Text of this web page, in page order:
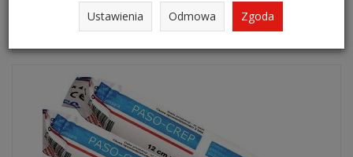
Do koszyka
Ustawienia Odmowa Zgoda